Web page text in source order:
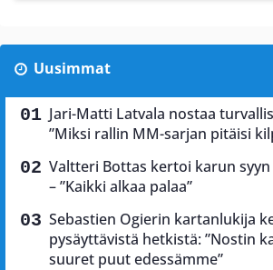
Uusimmat
Jari-Matti Latvala nostaa
”Miksi rallin MM-sarjan pitäisi
Valtteri Bottas kertoi karun
– ”Kaikki alkaa palaa”
Sebastien Ogierin kartanlukija
pysäyttävistä hetkistä: ”Nostin
suuret puut edessämme”